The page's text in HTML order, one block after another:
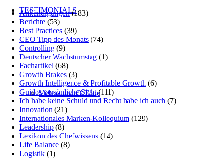
TESTIMONIALS
Videos und O-Töne
Ankündigungen(183)
Berichte (53)
Best Practices (39)
CEO Tipp des Monats (74)
Controlling (9)
Deutscher Wachstumstag (1)
Fachartikel (68)
Growth Brakes (3)
Growth Intelligence & Profitable Growth (6)
Guidos persönliche Sicht(111)
Ich habe keine Schuld und Recht habe ich auch (7)
Innovation (21)
Internationales Marken-Kolloquium (129)
Leadership (8)
Lexikon des Chefwissens (14)
Life Balance (8)
Logistik (1)